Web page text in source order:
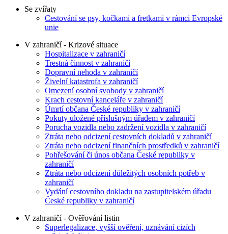
Se zvířaty
Cestování se psy, kočkami a fretkami v rámci Evropské
unie
V zahraničí - Krizové situace
Hospitalizace v zahraničí
Trestná činnost v zahraničí
Dopravní nehoda v zahraničí
Živelní katastrofa v zahraničí
Omezení osobní svobody v zahraničí
Krach cestovní kanceláře v zahraničí
Úmrtí občana České republiky v zahraničí
Pokuty uložené příslušným úřadem v zahraničí
Porucha vozidla nebo zadržení vozidla v zahraničí
Ztráta nebo odcizení cestovních dokladů v zahraničí
Ztráta nebo odcizení finančních prostředků v zahraničí
Pohřešování či únos občana České republiky v
zahraničí
Ztráta nebo odcizení důležitých osobních potřeb v
zahraničí
Vydání cestovního dokladu na zastupitelském úřadu
České republiky v zahraničí
V zahraničí - Ověřování listin
Superlegalizace, vyšší ověření, uznávání cizích